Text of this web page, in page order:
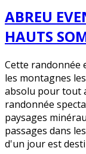
ABREU
HAUTS
Cette randonnée
les montagnes
absolu pour tout
randonnée
paysages
passages dans
d'un jour est